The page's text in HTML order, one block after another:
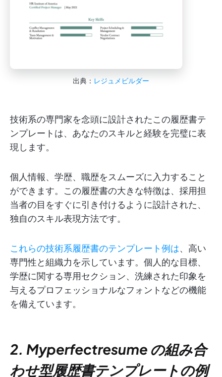
出典： レジュメビルダー
技術系の専門家を念頭に設計されたこの履歴書テ
ンプレートは、あなたのスキルと経験を完璧に表
現します。
個人情報、学歴、職歴をスムーズに入力すること
ができます。この履歴書の大きな特徴は、採用担
当者の目をすぐに引き付けるように設計された、
独自のスキル表現方法です。
これらの技術系履歴書のテンプレート例は、高い
専門性と組織力を示しています。個人的な目標、
学歴に関する専用セクション、洗練された印象を
与えるプロフェッショナルなフォントなどの機能
を備えています。
2. Myperfectresume の組み合
わせ型履歴書テンプレートの例